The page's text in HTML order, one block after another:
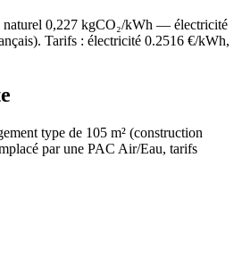
naturel 0,227 kgCO₂/kWh — électricité
Tarifs : électricité 0.2516 €/kWh,
type de 105 m² (construction
par une PAC Air/Eau, tarifs